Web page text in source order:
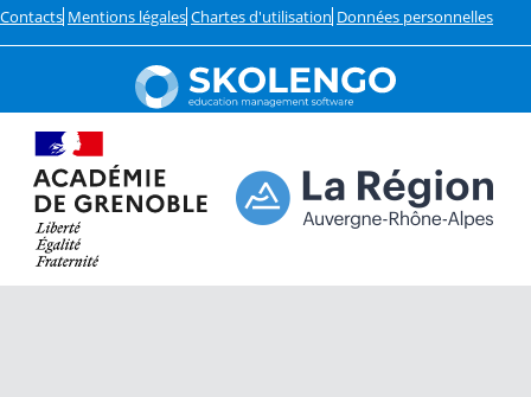
Contacts Mentions légales Chartes d'utilisation Données personnelles